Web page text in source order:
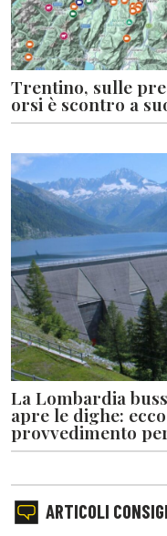
Trentino, sulle
orsi è scontro a
La Lombardia
apre le dighe:
provvedimento
ARTICOLI